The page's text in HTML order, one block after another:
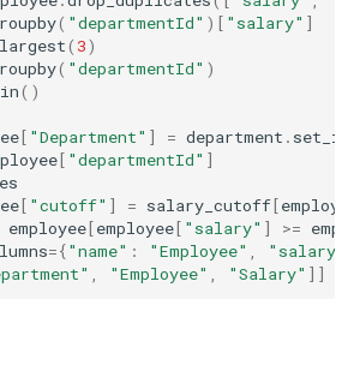
的字符
公共节
二叉树
的路径
和
径
( "departmentId" )[ "salary" ]
( 3)
( "departmentId" )
()
[ "Department" ] = department .
[ "departmentId" ]
[ "cutoff" ] = salary_cutoff[
employee[employee[ "salary" ] >=
={"name" : "Employee" , "salary"
, "Employee" , "Salary" ]]